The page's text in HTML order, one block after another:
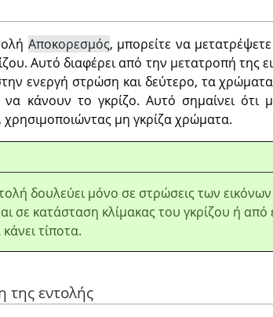
Αποκορεσμός, μπορείτε να
Αυτό διαφέρει από την μετατροπή της
ενεργή στρώση και δεύτερο, τα
να κάνουν το γκρίζο. Αυτό σημαίνει
μη γκρίζα χρώματα.
δουλεύει μόνο σε στρώσεις των εικόνων
σε κατάσταση κλίμακας του γκρίζου ή από
τίποτα.
της εντολής